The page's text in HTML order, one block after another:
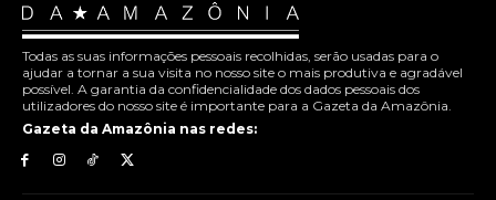
Todas as suas informações pessoais recolhidas, serão usadas para o
ajudar a tornar a sua visita no nosso site o mais produtiva e agradável
possível. A garantia da confidencialidade dos dados pessoais dos
utilizadores do nosso site é importante para a Gazeta da Amazônia.
Gazeta da Amazônia nas redes: